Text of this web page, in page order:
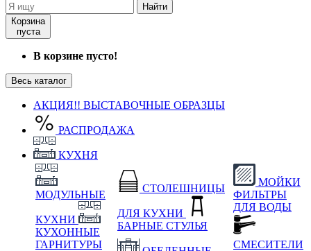
Найти
Корзина
пуста
В корзине пусто!
Весь каталог
АКЦИЯ!! ВЫСТАВОЧНЫЕ ОБРАЗЦЫ
РАСПРОДАЖА
КУХНЯ
МОДУЛЬНЫЕ
КУХНИ
КУХОННЫЕ
ГАРНИТУРЫ
СТОЛЕШНИЦЫ
ДЛЯ КУХНИ
БАРНЫЕ СТУЛЬЯ
МОЙКИ
ФИЛЬТРЫ
ДЛЯ ВОДЫ
СМЕСИТЕЛИ